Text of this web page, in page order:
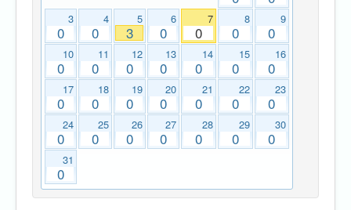
3
0
4
0
5
3
6
0
7
0
8
0
9
0
10
0
11
0
12
0
13
0
14
0
15
0
16
0
17
0
18
0
19
0
20
0
21
0
22
0
23
0
24
0
25
0
26
0
27
0
28
0
29
0
30
0
31
0